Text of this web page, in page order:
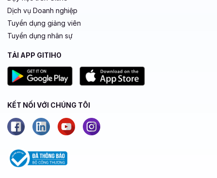
Dịch vụ Doanh nghiệp
Tuyển dụng giảng viên
Tuyển dụng nhân sự
TẢI APP GITIHO
KẾT NỐI VỚI CHÚNG TÔI